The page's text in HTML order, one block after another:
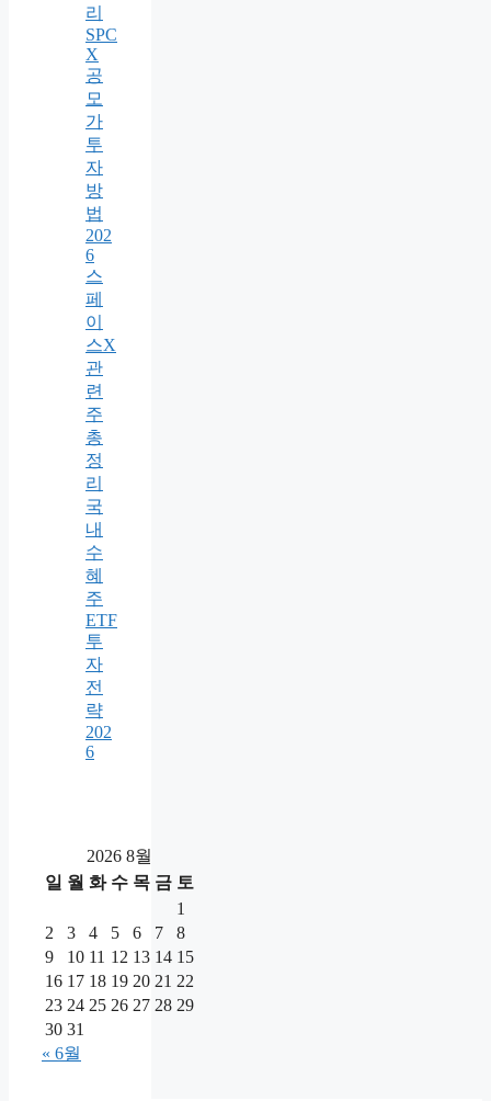
리
SPC
X
공
모
가
투
자
방
법
202
6
스
페
이
스X
관
련
주
총
정
리
국
내
수
혜
주
ETF
투
자
전
략
202
6
2026 8월
일 월 화 수 목 금 토
1
2
3 4 5 6 7
8
9
10 11 12 13 14 15
16 17 18 19 20 21 22
23 24 25 26 27 28 29
30 31
« 6월